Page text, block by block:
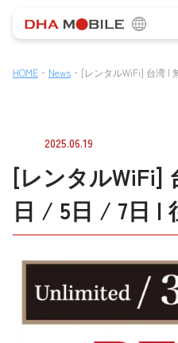
HOME - News - [レンタルWiFi] 台湾 |
2025.06.19
[レンタルWiFi]
日 / 5日 / 7日 |